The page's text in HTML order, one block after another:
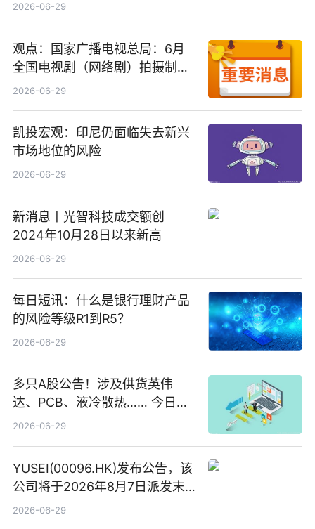
2026-06-29
观点：国家广播电视总局：6月
全国电视剧（网络剧）拍摄制作
备案公示剧目197部
2026-06-29
凯投宏观：印尼仍面临失去新兴
市场地位的风险
2026-06-29
新消息丨光智科技成交额创
2024年10月28日以来新高
2026-06-29
每日短讯：什么是银行理财产品
的风险等级R1到R5？
2026-06-29
多只A股公告！涉及供货英伟
达、PCB、液冷散热…… 今日快
讯
2026-06-29
YUSEI(00096.HK)发布公告，该
公司将于2026年8月7日派发末
期股息每股人民币0.013元 每日
2026-06-29